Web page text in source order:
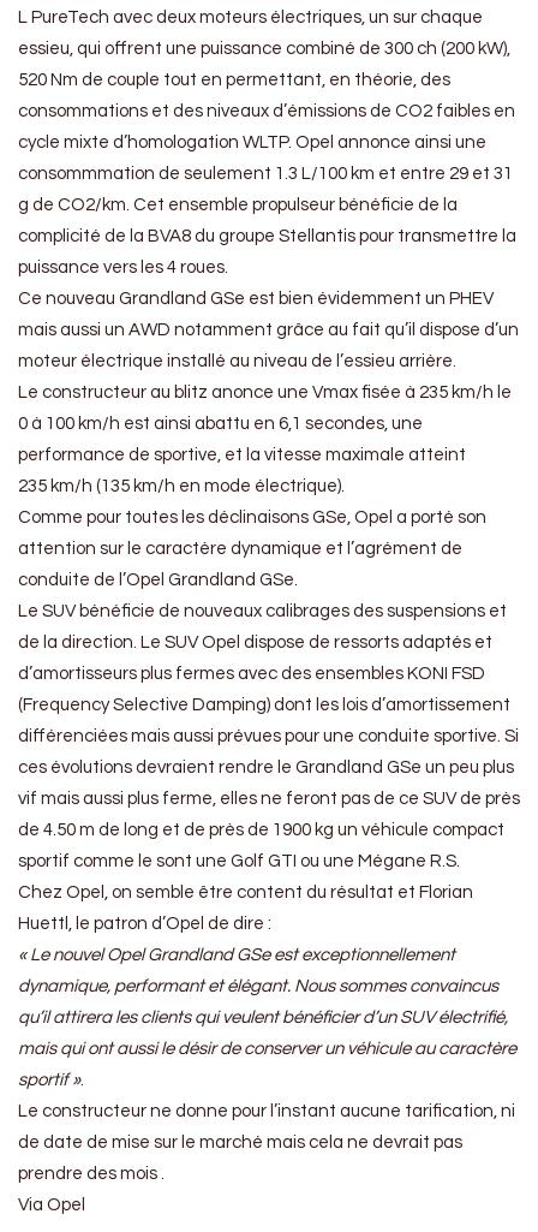
L PureTech avec deux moteurs électriques, un sur chaque
essieu, qui offrent une puissance combiné de 300 ch (200 kW),
520 Nm de couple tout en permettant, en théorie, des
consommations et des niveaux d’émissions de CO2 faibles en
cycle mixte d’homologation WLTP. Opel annonce ainsi une
consommmation de seulement 1.3 L/100 km et entre 29 et 31
g de CO2/km. Cet ensemble propulseur bénéficie de la
complicité de la BVA8 du groupe Stellantis pour transmettre la
puissance vers les 4 roues.
Ce nouveau Grandland GSe est bien évidemment un PHEV
mais aussi un AWD notamment grâce au fait qu’il dispose d’un
moteur électrique installé au niveau de l’essieu arrière.
Le constructeur au blitz anonce une Vmax fisée à 235 km/h le
0 à 100 km/h est ainsi abattu en 6,1 secondes, une
performance de sportive, et la vitesse maximale atteint
235 km/h (135 km/h en mode électrique).
Comme pour toutes les déclinaisons GSe, Opel a porté son
attention sur le caractère dynamique et l’agrément de
conduite de l’Opel Grandland GSe.
Le SUV bénéficie de nouveaux calibrages des suspensions et
de la direction. Le SUV Opel dispose de ressorts adaptés et
d’amortisseurs plus fermes avec des ensembles KONI FSD
(Frequency Selective Damping) dont les lois d’amortissement
différenciées mais aussi prévues pour une conduite sportive. Si
ces évolutions devraient rendre le Grandland GSe un peu plus
vif mais aussi plus ferme, elles ne feront pas de ce SUV de près
de 4.50 m de long et de près de 1900 kg un véhicule compact
sportif comme le sont une Golf GTI ou une Mégane R.S.
Chez Opel, on semble être content du résultat et Florian
Huettl, le patron d’Opel de dire :
« Le nouvel Opel Grandland GSe est exceptionnellement
dynamique, performant et élégant. Nous sommes convaincus
qu’il attirera les clients qui veulent bénéficier d’un SUV électrifié,
mais qui ont aussi le désir de conserver un véhicule au caractère
sportif ».
Le constructeur ne donne pour l’instant aucune tarification, ni
de date de mise sur le marché mais cela ne devrait pas
prendre des mois .
Via Opel